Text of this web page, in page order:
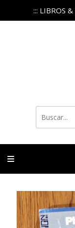
::: LIBROS